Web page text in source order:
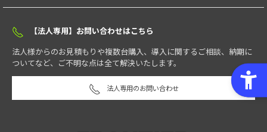
【法人専用】お問い合わせはこちら
法人様からのお見積もりや複数台購入、導入に関するご相談、納期に
ついてなど、ご不明な点は全て解決いたします。
法人専用のお問い合わせ